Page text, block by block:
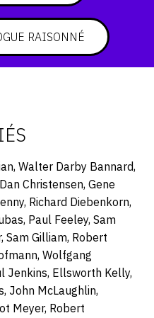
RAISONNÉ
Walter Darby Bannard,
Christensen, Gene
Richard Diebenkorn,
Paul Feeley, Sam
Sam Gilliam, Robert
Wolfgang
Jenkins, Ellsworth Kelly,
John McLaughlin,
Meyer, Robert